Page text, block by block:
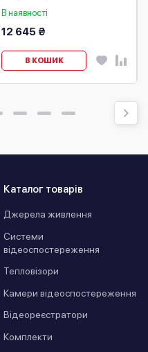
В наявності
12 645 ₴
В КОШИК
Каталог товарів
Джерела живлення
Системи
відеоспостереження
Тепловізори
Камери відеоспостереження
Відеореєстратори
Комплекти